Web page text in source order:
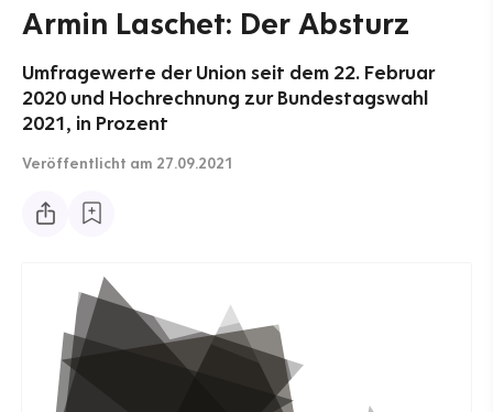
Armin Laschet: Der Absturz
Umfragewerte der Union seit dem 22. Februar
2020 und Hochrechnung zur Bundestagswahl
2021, in Prozent
Veröffentlicht am 27.09.2021